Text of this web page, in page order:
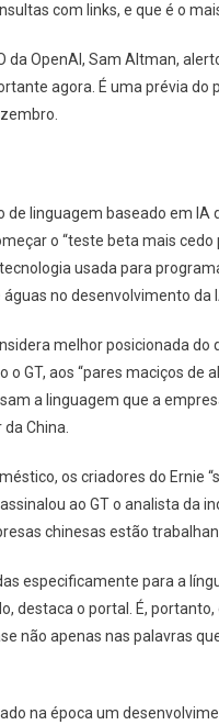
com links, e que é o
OpenAI, Sam Altman,
agora. É uma prévia
linguagem baseado em
o “teste beta mais
usada para
no desenvolvimento da
melhor posicionada do
GT, aos “pares maciços de
a linguagem que a
China.
os criadores do Ernie
ao GT o analista da
chinesas estão
especificamente para a
destaca o portal. É,
não apenas nas palavras
na época um